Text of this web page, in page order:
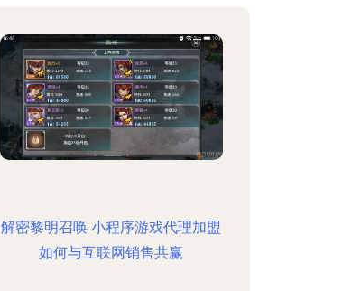
解密黎明召唤 小程序游戏代理加盟
如何与互联网销售共赢